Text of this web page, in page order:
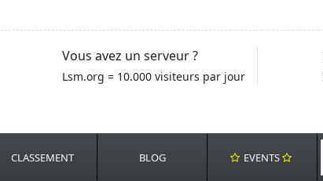
Vous avez un serveur ?
Lsm.org = 10.000 visiteurs par jour
CLASSEMENT BLOG EVENTS